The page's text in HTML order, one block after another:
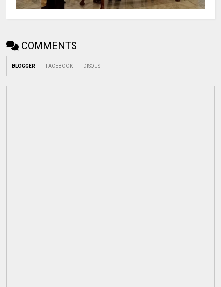
COMMENTS
BLOGGER FACEBOOK DISQUS